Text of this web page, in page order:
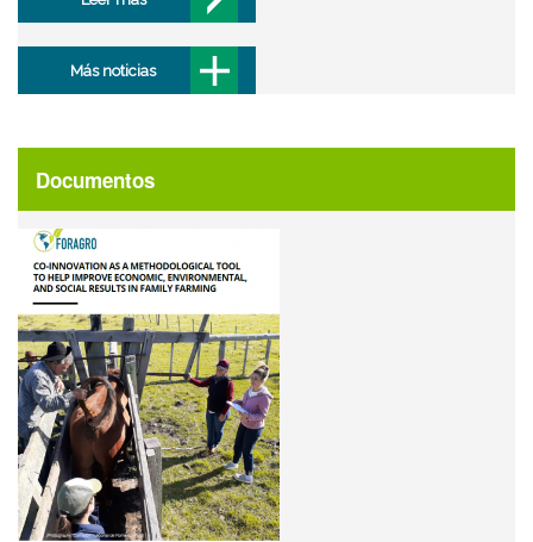
Más noticias
Documentos